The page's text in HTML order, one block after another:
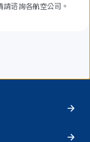
谘詢各航空公司。